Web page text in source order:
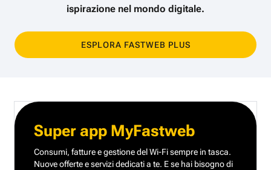
ispirazione nel mondo digitale.
ESPLORA FASTWEB PLUS
Super app MyFastweb
Consumi, fatture e gestione del Wi-Fi sempre in tasca.
Nuove offerte e servizi dedicati a te. E se hai bisogno di